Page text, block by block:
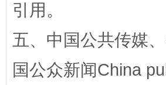
引用。
五、中国公共传媒
国公众新闻China